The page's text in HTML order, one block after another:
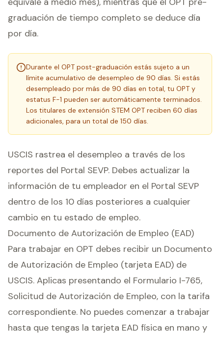
graduación de tiempo completo se deduce día
por día.
Durante el OPT post-graduación estás sujeto a un
límite acumulativo de desempleo de 90 días. Si estás
desempleado por más de 90 días en total, tu OPT y
estatus F-1 pueden ser automáticamente terminados.
Los titulares de extensión STEM OPT reciben 60 días
adicionales, para un total de 150 días.
USCIS rastrea el desempleo a través de los
reportes del Portal SEVP. Debes actualizar la
información de tu empleador en el Portal SEVP
dentro de los 10 días posteriores a cualquier
cambio en tu estado de empleo.
Documento de Autorización de Empleo (EAD)
Para trabajar en OPT debes recibir un Documento
de Autorización de Empleo (tarjeta EAD) de
USCIS. Aplicas presentando el Formulario I-765,
Solicitud de Autorización de Empleo, con la tarifa
correspondiente. No puedes comenzar a trabajar
hasta que tengas la tarjeta EAD física en mano y